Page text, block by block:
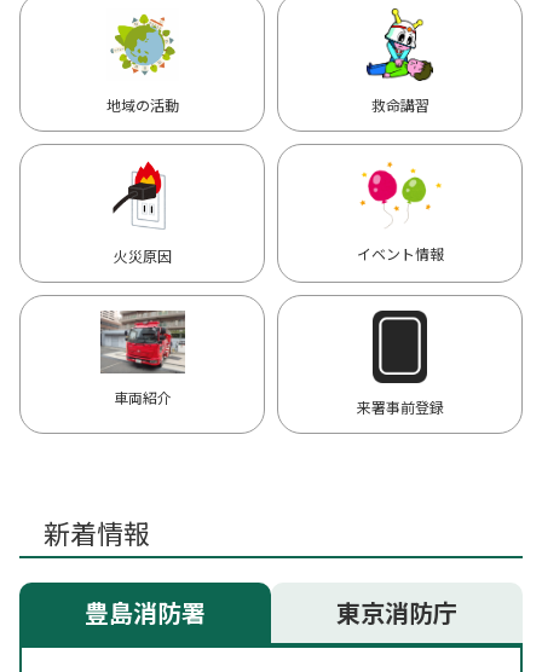
地域の活動 救命講習
火災原因 イベント情報
車両紹介 来署事前登録
新着情報
豊島消防署 東京消防庁